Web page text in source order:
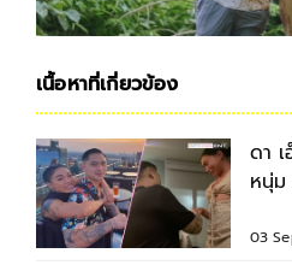
เนื้อหาที่เกี่ยวข้อง
ดา
หนุ่ม
03